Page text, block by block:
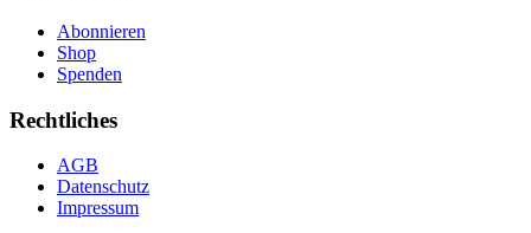
Abonnieren
Shop
Spenden
Rechtliches
AGB
Datenschutz
Impressum